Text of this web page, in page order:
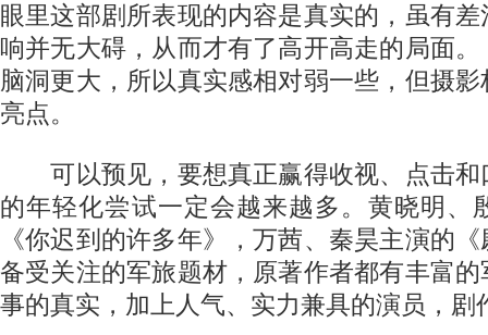
眼里这部剧所表现的内容是真实的，虽有
响并无大碍，从而才有了高开高走的局面
脑洞更大，所以真实感相对弱一些，但摄
亮点。
可以预见，要想真正赢得收视、点击和
的年轻化尝试一定会越来越多。黄晓明、
《你迟到的许多年》，万茜、秦昊主演的
备受关注的军旅题材，原著作者都有丰富
事的真实，加上人气、实力兼具的演员，剧